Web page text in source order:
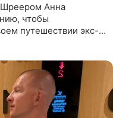
Анна
чтобы
путешествии экс-